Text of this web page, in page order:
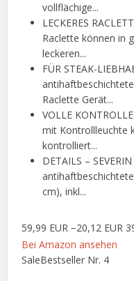
vollflächige...
LECKERES
Raclette können in
leckeren...
FÜR STEAK-
Raclette Gerät...
VOLLE
mit Kontrollleuchte
kontrolliert...
DETAILS –
cm), inkl...
59,99 EUR −20,12 EUR
Bei Amazon ansehen
SaleBestseller Nr. 4